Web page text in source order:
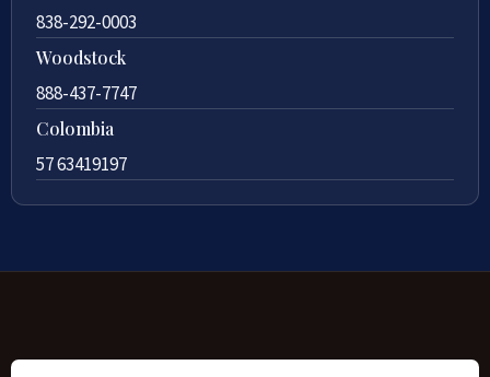
838-292-0003
Woodstock
888-437-7747
Colombia
57 63419197